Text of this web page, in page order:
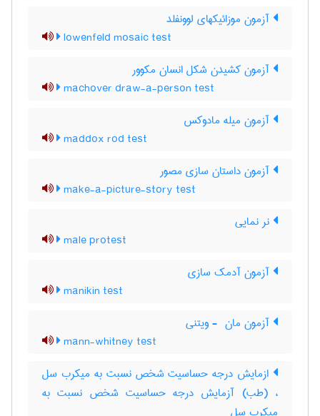
آزمون موزائیکهای لوونفلد
lowenfeld mosaic test
آزمون کشیدن شکل انسان مکوور
machover draw-a-person test
آزمون میله مادوکس
maddox rod test
آزمون داستان سازی مصور
make-a-picture-story test
نر نمایی
male protest
آزمون آدمک سازی
manikin test
آزمون مان ‎ - ویتنی
mann-whitney test
ازمایش درجه حساسیت شخص نسبت به میکرب سل
، (طب) آزمایش درجه حساسیت شخص نسبت به